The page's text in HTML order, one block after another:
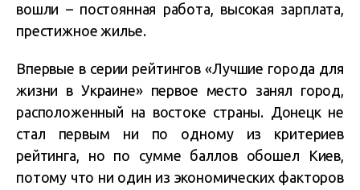
вошли – постоянная работа, высокая зарплата,
престижное жилье.
Впервые в серии рейтингов «Лучшие города для
жизни в Украине» первое место занял город,
расположенный на востоке страны. Донецк не
стал первым ни по одному из критериев
рейтинга, но по сумме баллов обошел Киев,
потому что ни один из экономических факторов